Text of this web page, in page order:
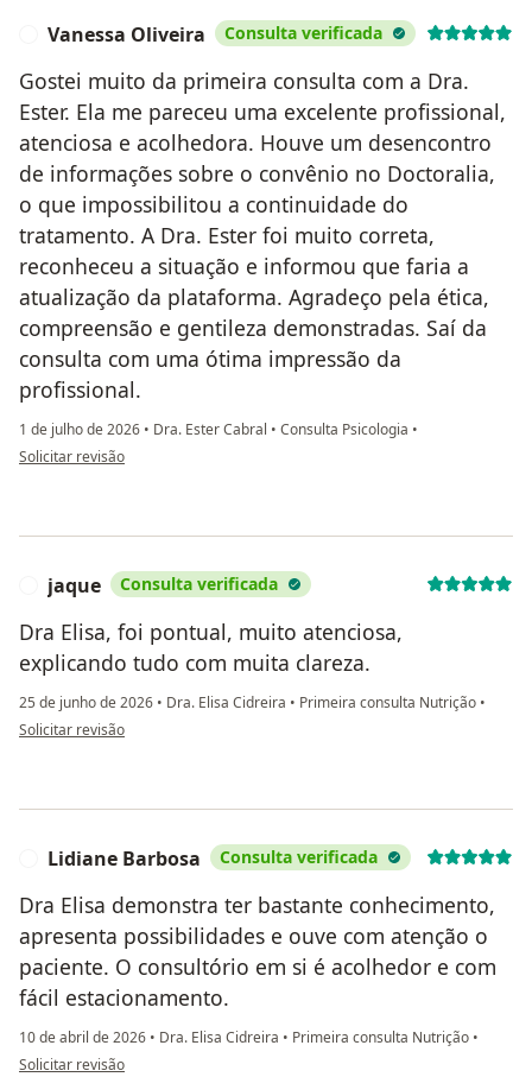
Vanessa Oliveira Consulta verificada
Gostei muito da primeira consulta com a Dra.
Ester. Ela me pareceu uma excelente profissional,
atenciosa e acolhedora. Houve um desencontro
de informações sobre o convênio no Doctoralia,
o que impossibilitou a continuidade do
tratamento. A Dra. Ester foi muito correta,
reconheceu a situação e informou que faria a
atualização da plataforma. Agradeço pela ética,
compreensão e gentileza demonstradas. Saí da
consulta com uma ótima impressão da
profissional.
1 de julho de 2026 • Dra. Ester Cabral • Consulta Psicologia •
na opinião do utilizador Vanessa Oliveira
Solicitar revisão
jaque Consulta verificada
Dra Elisa, foi pontual, muito atenciosa,
explicando tudo com muita clareza.
25 de junho de 2026 • Dra. Elisa Cidreira • Primeira consulta Nutrição •
na opinião do utilizador jaque
Solicitar revisão
Lidiane Barbosa Consulta verificada
Dra Elisa demonstra ter bastante conhecimento,
apresenta possibilidades e ouve com atenção o
paciente. O consultório em si é acolhedor e com
fácil estacionamento.
10 de abril de 2026 • Dra. Elisa Cidreira • Primeira consulta Nutrição •
na opinião do utilizador Lidiane Barbosa
Solicitar revisão